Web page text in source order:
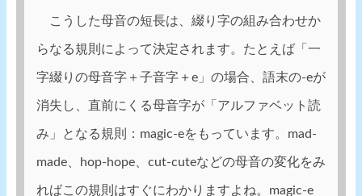
こうした母音の短長は、綴り字の組み合わせか
らなる規則によって決定されます。たとえば「一
字綴りの母音字＋子音字＋e」の場合、語末の-eが
消失し、直前にくる母音字が「アルファベット読
み」となる規則：magic-eをもっています。mad-
made、hop-hope、cut-cuteなどの母音の変化をみ
ればこの規則はすぐにわかりますよね。magic-e